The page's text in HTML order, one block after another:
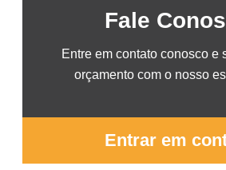
Fale
Entre em contato conosco e
orçamento com o nosso
Entrar em